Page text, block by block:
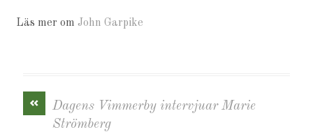
Läs mer omJohn Garpike
«
Dagens Vimmerby intervjuar Marie
Strömberg